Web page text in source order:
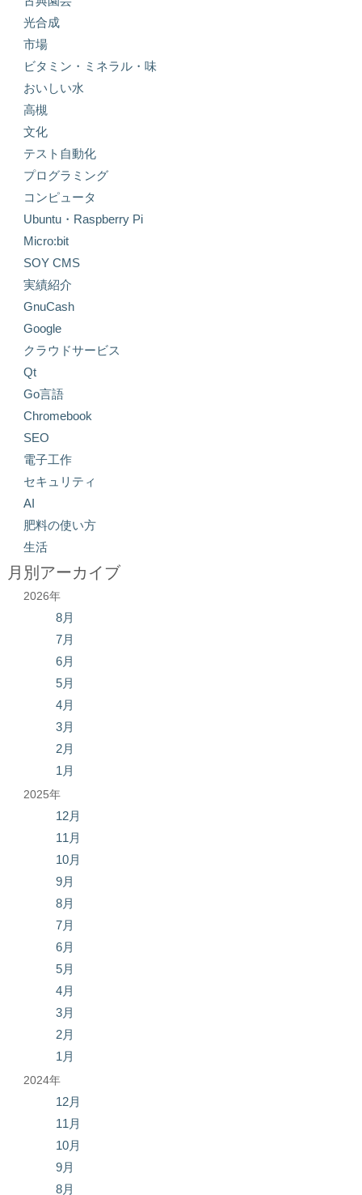
光合成
市場
ビタミン・ミネラル・味
おいしい水
高槻
文化
テスト自動化
プログラミング
コンピュータ
Ubuntu・Raspberry Pi
Micro:bit
SOY CMS
実績紹介
GnuCash
Google
クラウドサービス
Qt
Go言語
Chromebook
SEO
電子工作
セキュリティ
AI
肥料の使い方
生活
月別アーカイブ
2026年
8月
7月
6月
5月
4月
3月
2月
1月
2025年
12月
11月
10月
9月
8月
7月
6月
5月
4月
3月
2月
1月
2024年
12月
11月
10月
9月
8月